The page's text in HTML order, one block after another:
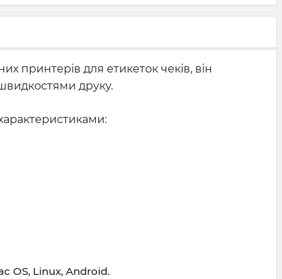
принтерів для етикеток чеків, він
друку.
OS, Linux, Android.